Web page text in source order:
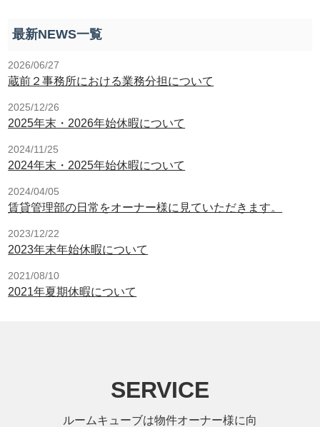
最新NEWS一覧
2026/06/27
蔵前２事務所における業務分担について
2025/12/26
2025年末・2026年始休暇について
2024/11/25
2024年末・2025年始休暇について
2024/04/05
賃貸管理部の日常をオーナー様に見ていただきます。
2023/12/22
2023年末年始休暇について
2021/08/10
2021年夏期休暇について
SERVICE
ルームキューブは物件オーナー様に向